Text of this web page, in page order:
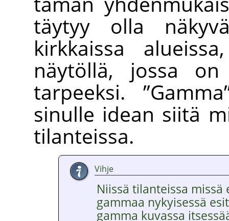
täytyy olla
kirkkaissa
näytöllä, jossa
tarpeeksi. ”Gamma
sinulle idean siitä
tilanteissa.
Vihje
Niissä tilanteissa
gammaa nykyisessä
gamma kuvassa